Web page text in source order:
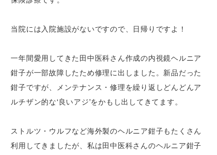
当院には入院施設がないですので、日帰りですよ！
一年間愛用してきた田中医科さん作成の内視鏡ヘルニア
鉗子が一部故障したため修理に出しました。新品だった
鉗子ですが、メンテナンス・修理を繰り返しどんどんア
ルチザン的な‘良いアジ’をかもし出してきてます。
ストルツ・ウルフなど海外製のヘルニア鉗子もたくさん
利用してきましたが、私は田中医科さんのヘルニア鉗子